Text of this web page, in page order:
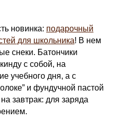
новинка: подарочный
для школьника! В нем
снеки. Батончики
с собой, на
учебного дня, а с
и фундучной пастой
завтрак: для заряда